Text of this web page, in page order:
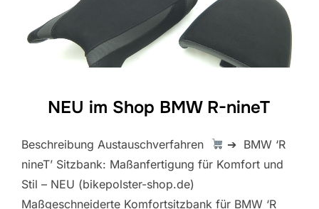
NEU im Shop BMW R-nineT
Beschreibung Austauschverfahren
➔ BMW ‘R
nineT’ Sitzbank: Maßanfertigung für Komfort und
Stil – NEU (bikepolster-shop.de)
Maßgeschneiderte Komfortsitzbank für BMW ‘R